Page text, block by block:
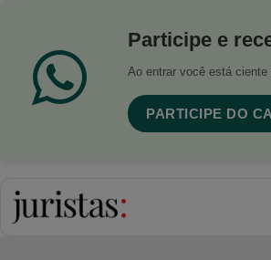
Participe e
Ao entrar você está
PARTICIPE DO